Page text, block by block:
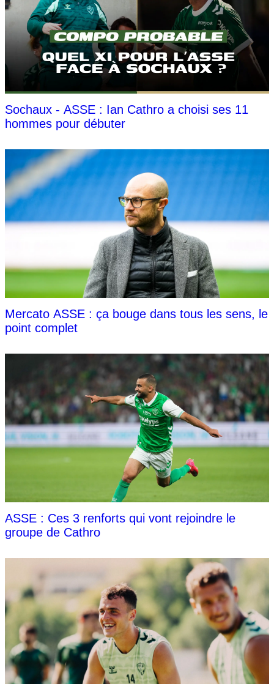
Sochaux - ASSE : Ian Cathro a choisi ses 11
hommes pour débuter
Mercato ASSE : ça bouge dans tous les sens, le
point complet
ASSE : Ces 3 renforts qui vont rejoindre le
groupe de Cathro